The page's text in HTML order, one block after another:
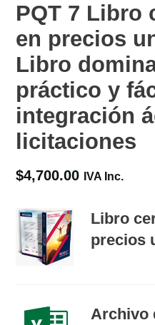
PQT 7 Libro
en precios
Libro
práctico y
integración
licitaciones
$4,700.00 IVA Inc.
Libro
precios
Archivo